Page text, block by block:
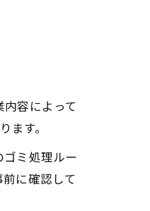
容によって
す。
ミ処理ルー
に確認して